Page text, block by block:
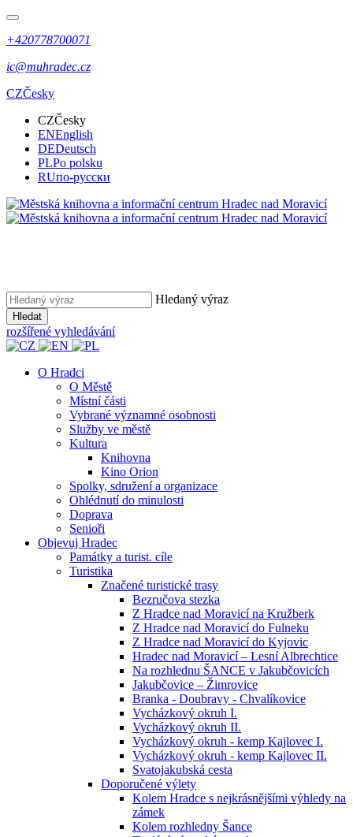
+420778700071
ic@muhradec.cz
CZČesky
CZČesky
ENEnglish
DEDeutsch
PLPo polsku
RUпо-русски
Hledaný výraz
Hledat
rozšířené vyhledávání
O Hradci
O Městě
Místní části
Vybrané významné osobnosti
Služby ve městě
Kultura
Knihovna
Kino Orion
Spolky, sdružení a organizace
Ohlédnutí do minulosti
Doprava
Senioři
Objevuj Hradec
Památky a turist. cíle
Turistika
Značené turistické trasy
Bezručova stezka
Z Hradce nad Moravicí na Kružberk
Z Hradce nad Moravicí do Fulneku
Z Hradce nad Moravicí do Kyjovic
Hradec nad Moravicí – Lesní Albrechtice
Na rozhlednu ŠANCE v Jakubčovicích
Jakubčovice – Žimrovice
Branka - Doubravy - Chvalíkovice
Vycházkový okruh I.
Vycházkový okruh II.
Vycházkový okruh - kemp Kajlovec I.
Vycházkový okruh - kemp Kajlovec II.
Svatojakubská cesta
Doporučené výlety
Kolem Hradce s nejkrásnějšími výhledy na
zámek
Kolem rozhledny Šance